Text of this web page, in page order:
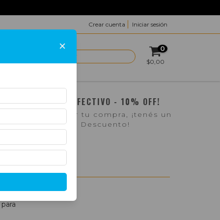
Crear cuenta Iniciar sesión
0
$0,00
¡PAGO EN EFECTIVO - 10% OFF!
Si pasás a retirar tu compra, ¡tenés un
10% de Descuento!
×